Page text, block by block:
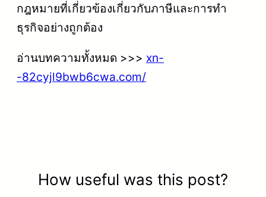
กฎหมายที่เกี่ยวข้องเกี่ยวกับภาษีและการทำ
ธุรกิจอย่างถูกต้อง
อ่านบทความทั้งหมด >>> xn-
-82cyjl9bwb6cwa.com/
How useful was this post?